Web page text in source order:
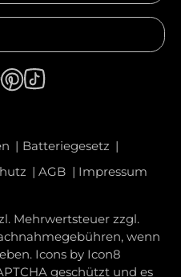
Batteriegesetz
AGB Impressum
Mehrwertsteuer zzgl.
wenn
Icons by Icon8
geschützt und es